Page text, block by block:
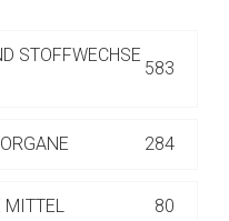
STOFFWECHSE
583
284
MITTEL 80
Web-Seite ist deren